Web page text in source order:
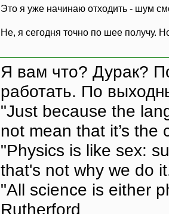
Это я уже начинаю отходить - шум
Не, я сегодня точно по шее получу.
Я вам что? Дурак?
работать. По
"Just because the
not mean that it’s the
"Physics is like sex:
that's not why we do
"All science is either
Rutherford